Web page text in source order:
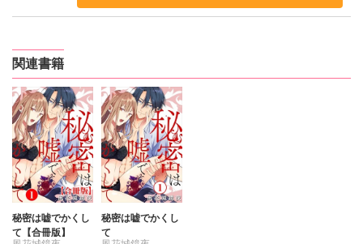
関連書籍
秘密は嘘でかくし
て【合冊版】
秘密は嘘でかくし
て